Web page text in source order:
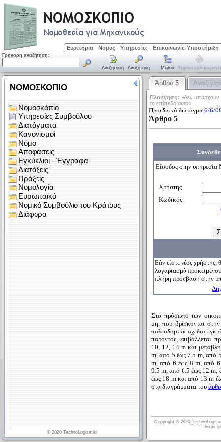
Ευρετήρια Νόμος Υπηρεσίες Επικοινωνία-Υποστήριξη
Γρήγορη αναζήτηση:
Αναζήτηση Αναζήτηση Μενού Εμφάνιση/απόκρυψη
Άρθρο 5